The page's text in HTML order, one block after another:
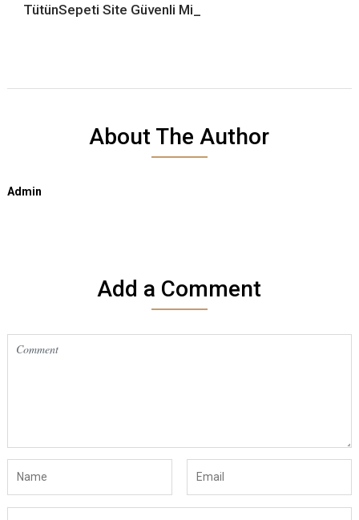
TütünSepeti Site Güvenli Mi_
About The Author
Admin
Add a Comment